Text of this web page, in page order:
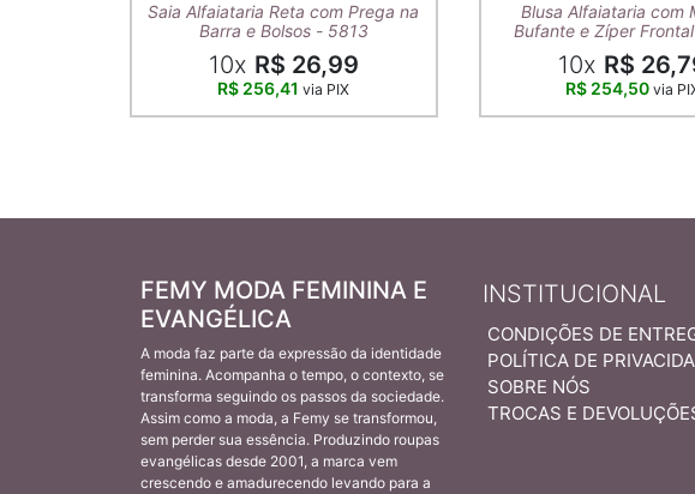
Saia Alfaiataria Reta com Prega na
Barra e Bolsos - 5813
10x R$ 26,99
R$ 256,41via PIX
Blusa Alfaiataria com
Bufante e Zíper
10x R$
R$ 254,50 via
INSTITUCIONAL
CONDIÇÕES DE
POLÍTICA DE
SOBRE NÓS
TROCAS E
FEMY MODA FEMININA E
EVANGÉLICA
A moda faz parte da expressão da identidade
feminina. Acompanha o tempo, o contexto, se
transforma seguindo os passos da sociedade.
Assim como a moda, a Femy se transformou,
sem perder sua essência. Produzindo roupas
evangélicas desde 2001, a marca vem
crescendo e amadurecendo levando para a